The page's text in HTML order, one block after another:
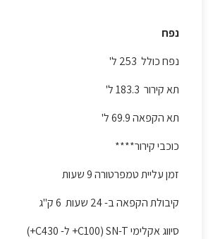
נפח
נפח כולל 253 ל'
תא קירור 183.3 ל'
תא הקפאה 69.9 ל'
כוכבי קירור****
זמן עליית טמפרטורה 9 שעות
קיבולת הקפאה ב- 24 שעות 6 ק"ג
סיווג אקלימי SN-T (C100+ ל- C430+)